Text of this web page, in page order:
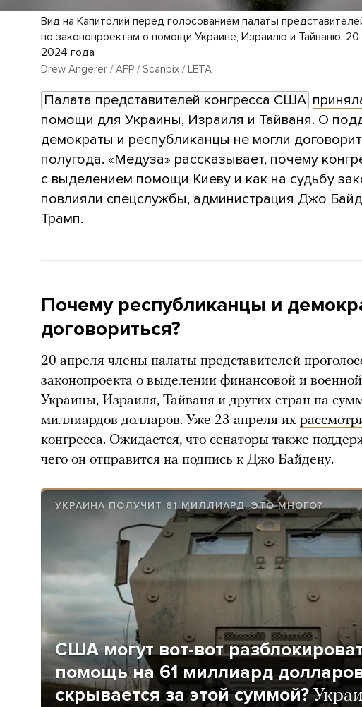
Вид на Капитолий перед голосованием палаты
по законопроектам о помощи Украине, Израилю и Тайваню. 20
2024 года
Drew Angerer / AFP / Scanpix / LETA
Палата представителей конгресса США
помощи для Украины, Израиля и Тайваня. О
демократы и республиканцы не могли
полугода. «Медуза» рассказывает, почему
с выделением помощи Киеву и как на судьбу
повлияли спецслужбы, администрация Джо
Трамп.
Почему республиканцы и
договориться?
20 апреля члены палаты представителей
законопроекта о выделении финансовой и
Украины, Израиля, Тайваня и других стран на
миллиардов долларов. Уже 23 апреля их
конгресса. Ожидается, что сенаторы также
чего он отправится на подпись к Джо Байдену.
УКРАИНА ПОЛУЧИТ 61 МИЛЛИАРД. ЭТО МНОГО?
США могут вот-вот
помощь на 61 миллиард
скрывается за этой суммой?